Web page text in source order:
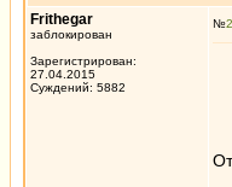
Frithegar
заблокирован
Зарегистрирован:
27.04.2015
Суждений: 5882
№